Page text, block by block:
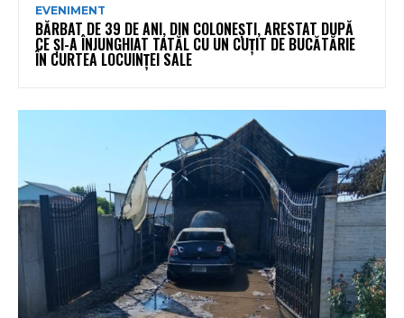
EVENIMENT
BĂRBAT DE 39 DE ANI, DIN COLONEȘTI, ARESTAT DUPĂ
CE ȘI-A ÎNJUNGHIAT TATĂL CU UN CUȚIT DE BUCĂTĂRIE
ÎN CURTEA LOCUINȚEI SALE